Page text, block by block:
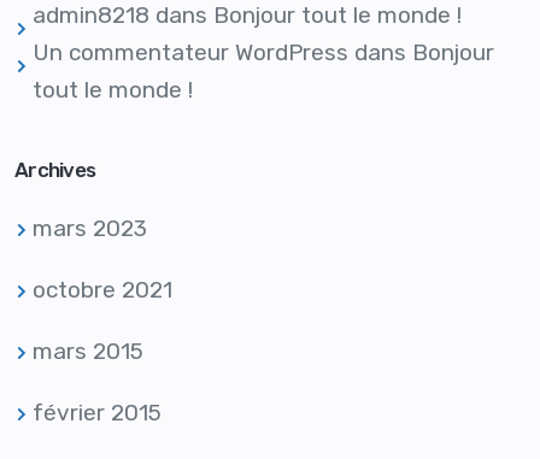
admin8218 dans Bonjour tout le monde !
Un commentateur WordPress dans Bonjour
tout le monde !
Archives
mars 2023
octobre 2021
mars 2015
février 2015